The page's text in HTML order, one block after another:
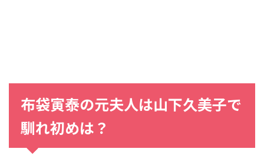
布袋寅泰の元夫人は山下久美子で
馴れ初めは？